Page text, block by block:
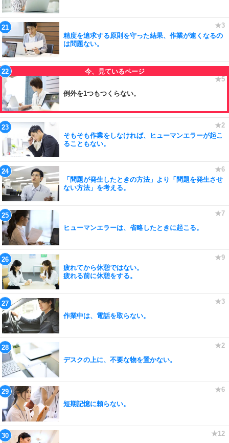
精度を追求する原則を守った結果、作業が速くなるの
は問題ない。
例外を1つもつくらない。
そもそも作業をしなければ、ヒューマンエラーが起こ
ることもない。
「問題が発生したときの方法」より「問題を発生させ
ない方法」を考える。
ヒューマンエラーは、省略したときに起こる。
疲れてから休憩ではない。
疲れる前に休憩をする。
作業中は、電話を取らない。
デスクの上に、不要な物を置かない。
短期記憶に頼らない。